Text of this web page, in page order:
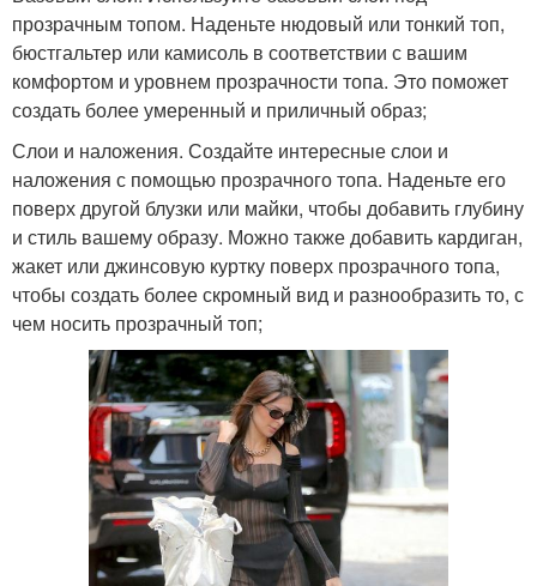
прозрачным топом. Наденьте нюдовый или тонкий топ,
бюстгальтер или камисоль в соответствии с вашим
комфортом и уровнем прозрачности топа. Это поможет
создать более умеренный и приличный образ;
Слои и наложения. Создайте интересные слои и
наложения с помощью прозрачного топа. Наденьте его
поверх другой блузки или майки, чтобы добавить глубину
и стиль вашему образу. Можно также добавить кардиган,
жакет или джинсовую куртку поверх прозрачного топа,
чтобы создать более скромный вид и разнообразить то, с
чем носить прозрачный топ;